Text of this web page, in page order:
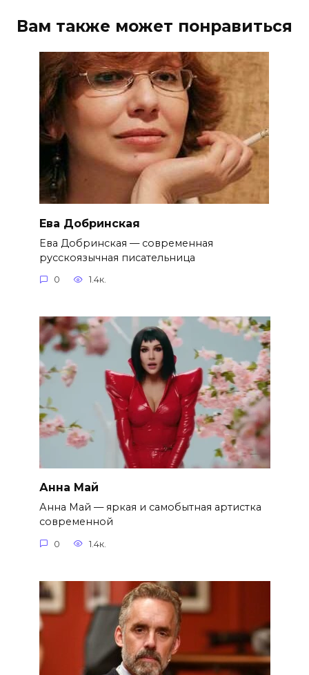
Вам также может понравиться
Ева Добринская
Ева Добринская — современная
русскоязычная писательница
0 1.4к.
Анна Май
Анна Май — яркая и самобытная артистка
современной
0 1.4к.